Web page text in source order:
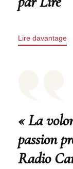
Lire davantage
« La
passion
Radio